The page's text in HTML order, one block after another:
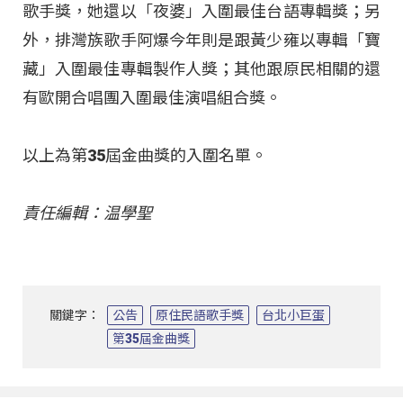
歌手獎，她還以「夜婆」入圍最佳台語專輯獎；另
外，排灣族歌手阿爆今年則是跟黃少雍以專輯「寶
藏」入圍最佳專輯製作人獎；其他跟原民相關的還
有歐開合唱團入圍最佳演唱組合獎。
以上為第35屆金曲獎的入圍名單。
責任編輯：温學聖
關鍵字： 公告 原住民語歌手獎
台北小巨蛋
第35屆金曲獎